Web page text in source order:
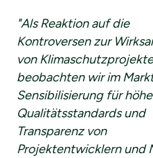
"Als Reaktion auf die
Kontroversen zur
von
beobachten wir im
Sensibilisierung für
Qualitätsstandards und
Transparenz von
Projektentwicklern und